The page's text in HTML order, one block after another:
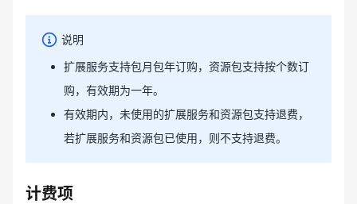
说明
扩展服务支持包月包年订购，资源包支持按个数订
购，有效期为一年。
有效期内，未使用的扩展服务和资源包支持退费，
若扩展服务和资源包已使用，则不支持退费。
计费项